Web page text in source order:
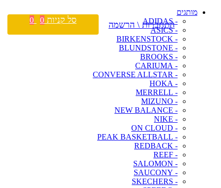
מותגים
- ADIDAS
- ASICS
- BIRKENSTOCK
- BLUNDSTONE
- BROOKS
- CARIUMA
- CONVERSE ALLSTAR
- HOKA
- MERRELL
- MIZUNO
- NEW BALANCE
- NIKE
- ON CLOUD
- PEAK BASKETBALL
- REDBACK
- REEF
- SALOMON
- SAUCONY
- SKECHERS
התחברות \ הרשמה סל קניות 0
0